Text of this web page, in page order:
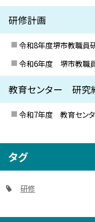
研修計画
令和8年度堺市教職員
令和6年度 堺市教職
教育センター 研究
令和7年度 教育セン
タグ
研修